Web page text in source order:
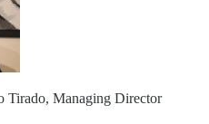
Tirado, Managing Director